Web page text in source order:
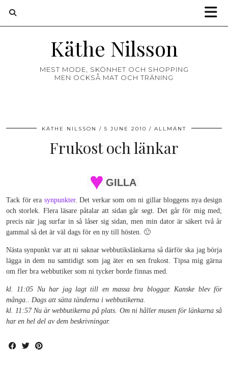
Käthe Nilsson
MEST MODE, SKÖNHET OCH SHOPPING
MEN OCKSÅ MAT OCH TRÄNING
KÄTHE NILSSON 5 JUNE 2010 ALLMÄNT
Frukost och länkar
GILLA
Tack för era synpunkter. Det verkar som om ni gillar bloggens nya design
och storlek. Flera läsare påtalar att sidan går segt. Det går för mig med;
precis när jag surfar in så låser sig sidan, men min dator är säkert två år
gammal så det är väl dags för en ny till hösten. 🙂
Nästa synpunkt var att ni saknar webbutikslänkarna så därför ska jag börja
lägga in dem nu samtidigt som jag äter en sen frukost. Tipsa mig gärna
om fler bra webbutiker som ni tycker borde finnas med.
kl. 11:05 Nu har jag lagt till en massa bra bloggar. Kanske blev för
många.. Dags att sätta tänderna i webbutikerna.
kl. 11:57 Nu är webbutikerna på plats. Om ni håller musen för länkarna så
har en hel del av dem beskrivningar.